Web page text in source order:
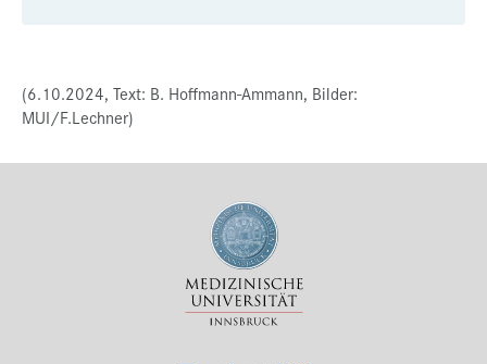
(6.10.2024, Text: B. Hoffmann-Ammann, Bilder:
MUI/F.Lechner)